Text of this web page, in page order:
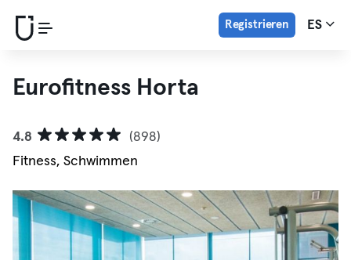
Registrieren ES
Eurofitness Horta
4.8
(898)
Fitness, Schwimmen